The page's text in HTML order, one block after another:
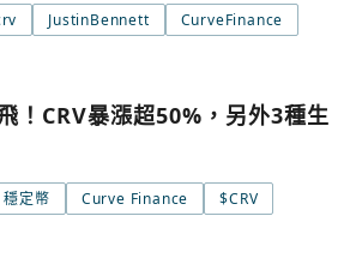
JustinBennett CurveFinance
！CRV暴漲超50%，另外3種生
穩定幣 Curve Finance $CRV
您已同意
關閉